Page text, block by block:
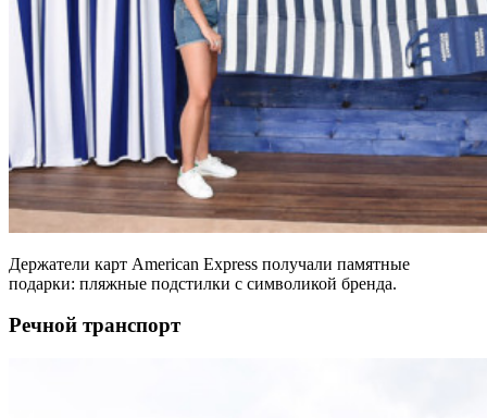
Держатели карт American Express получали памятные
подарки: пляжные подстилки с символикой бренда.
Речной транспорт